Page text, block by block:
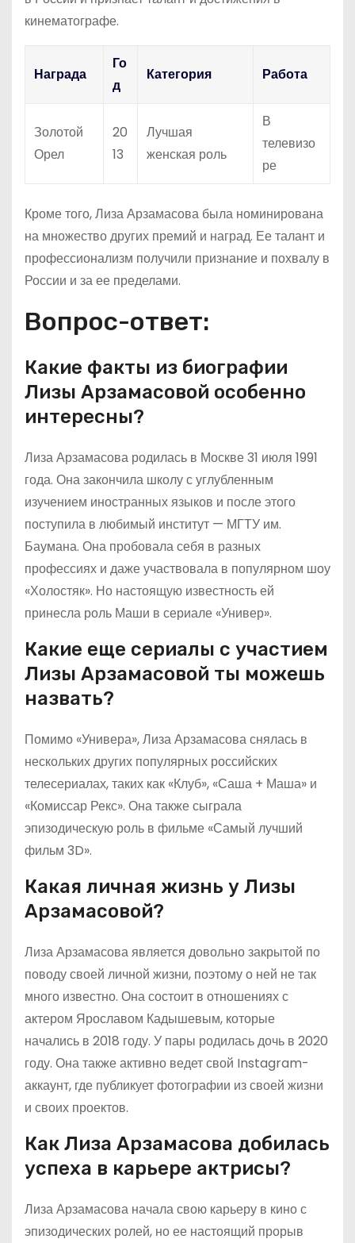
кинематографе.
Награда
Го
д
Категория Работа
Золотой
Орел
20
13
Лучшая
женская роль
В
телевизо
ре
Кроме того, Лиза Арзамасова была номинирована
на множество других премий и наград. Ее талант и
профессионализм получили признание и похвалу в
России и за ее пределами.
Вопрос-ответ:
Какие факты из биографии
Лизы Арзамасовой особенно
интересны?
Лиза Арзамасова родилась в Москве 31 июля 1991
года. Она закончила школу с углубленным
изучением иностранных языков и после этого
поступила в любимый институт — МГТУ им.
Баумана. Она пробовала себя в разных
профессиях и даже участвовала в популярном шоу
«Холостяк». Но настоящую известность ей
принесла роль Маши в сериале «Универ».
Какие еще сериалы с участием
Лизы Арзамасовой ты можешь
назвать?
Помимо «Универа», Лиза Арзамасова снялась в
нескольких других популярных российских
телесериалах, таких как «Клуб», «Саша + Маша» и
«Комиссар Рекс». Она также сыграла
эпизодическую роль в фильме «Самый лучший
фильм 3D».
Какая личная жизнь у Лизы
Арзамасовой?
Лиза Арзамасова является довольно закрытой по
поводу своей личной жизни, поэтому о ней не так
много известно. Она состоит в отношениях с
актером Ярославом Кадышевым, которые
начались в 2018 году. У пары родилась дочь в 2020
году. Она также активно ведет свой Instagram-
аккаунт, где публикует фотографии из своей жизни
и своих проектов.
Как Лиза Арзамасова добилась
успеха в карьере актрисы?
Лиза Арзамасова начала свою карьеру в кино с
эпизодических ролей, но ее настоящий прорыв